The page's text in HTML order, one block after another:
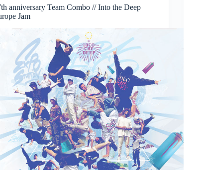
anniversary Team Combo // Into the Deep
Jam